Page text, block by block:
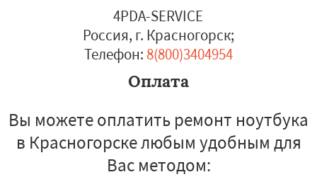
4PDA-SERVICE
Россия, г. Красногорск;
Телефон: 8(800)3404954
Оплата
Вы можете оплатить ремонт ноутбука
в Красногорске любым удобным для
Вас методом: